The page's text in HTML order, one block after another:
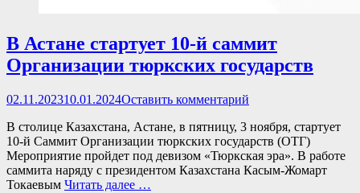
В Астане стартует 10-й саммит
Организации тюркских государств
Опубликовано
02.11.202310.01.2024Оставить комментарий
В столице Казахстана, Астане, в пятницу, 3 ноября, стартует
10-й Саммит Организации тюркских государств (ОТГ)
Мероприятие пройдет под девизом «Тюркская эра». В работе
саммита наряду с президентом Казахстана Касым-Жомарт
Токаевым Читать далее …